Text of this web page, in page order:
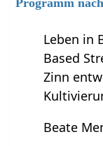
Programm
Leben in
Based
Zinn
Beate